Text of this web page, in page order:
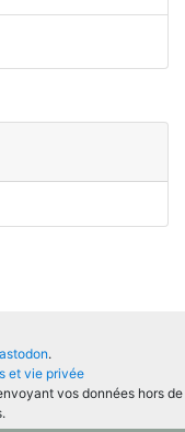
.
et vie privée
vos données hors de